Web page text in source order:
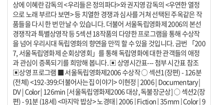
상에 이혜란 감독의 <우리들은 정의파다>와 권지영 감독의 <우연한 열정
으로 노래 부르다 보면> 등 치열한 경쟁과 심사를 거쳐 선택된 주옥같은 작
품들을 다시 한 번 만날 수 있습니다. 더불어 서울독립영화제 2006의 본선
경쟁작과 특별상영작 등 5섹션 18작품의 다양한 프로그램을 통해 수상작
을 넘어 우리시대 독립영화의 향연을 만끽 할 수 있을 것입니다. 금번 「200
7, 서울독립영화제 순회상영회」를 통해 독립영화에 대한 관객들의 애정
과 관심이 증폭되기를 희망해 봅니다. ▣ 상영시간표--- 첨부 시간표 참조
▣상영 프로그램 ■ 서울독립영화제2006 수상작 ○ 섹션1(장편) - 126분
(전체) <192-399:더불어사는집 이야기> 이현정 | 2006 | Documentary |
DV | Color | 126min [서울독립영화제2006 대상, 독불장군상] ○ 섹션2(장
편) - 91분 (18세) <마지막 밥상> 노경태 | 2006 | Fiction | 35mm | Color | 9